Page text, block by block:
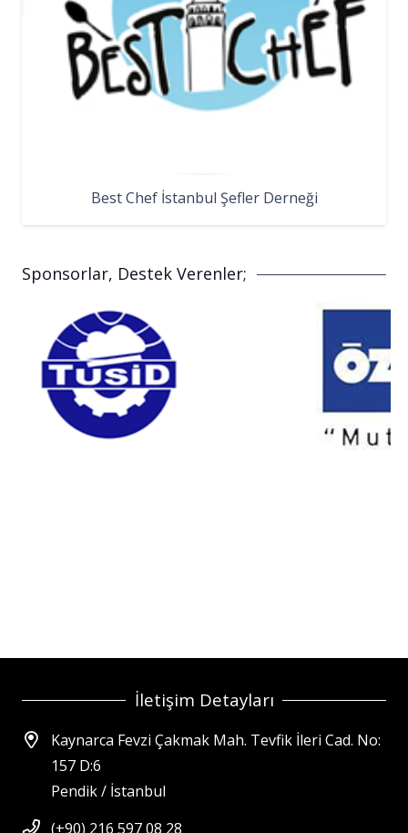
Best Chef İstanbul Şefler Derneği
Sponsorlar, Destek Verenler;
İletişim Detayları
Kaynarca Fevzi Çakmak Mah. Tevfik İleri Cad. No:
157 D:6
Pendik / İstanbul
(+90) 216 597 08 28